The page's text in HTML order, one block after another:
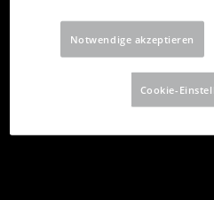
Brunei
Notwendige akzeptieren
Cookie-